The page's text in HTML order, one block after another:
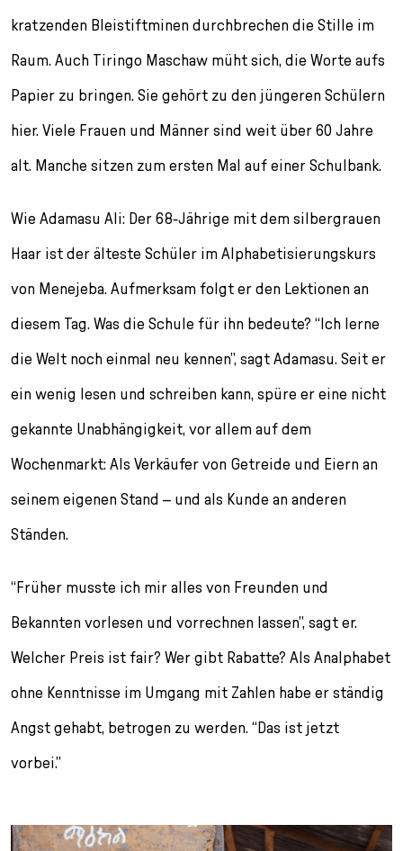
kratzenden Bleistiftminen durchbrechen die Stille im
Raum. Auch Tiringo Maschaw müht sich, die Worte aufs
Papier zu bringen. Sie gehört zu den jüngeren Schülern
hier. Viele Frauen und Männer sind weit über 60 Jahre
alt. Manche sitzen zum ersten Mal auf einer Schulbank.
Wie Adamasu Ali: Der 68-Jährige mit dem silbergrauen
Haar ist der älteste Schüler im Alphabetisierungskurs
von Menejeba. Aufmerksam folgt er den Lektionen an
diesem Tag. Was die Schule für ihn bedeute? “Ich lerne
die Welt noch einmal neu kennen”, sagt Adamasu. Seit er
ein wenig lesen und schreiben kann, spüre er eine nicht
gekannte Unabhängigkeit, vor allem auf dem
Wochenmarkt: Als Verkäufer von Getreide und Eiern an
seinem eigenen Stand – und als Kunde an anderen
Ständen.
“Früher musste ich mir alles von Freunden und
Bekannten vorlesen und vorrechnen lassen”, sagt er.
Welcher Preis ist fair? Wer gibt Rabatte? Als Analphabet
ohne Kenntnisse im Umgang mit Zahlen habe er ständig
Angst gehabt, betrogen zu werden. “Das ist jetzt
vorbei.”